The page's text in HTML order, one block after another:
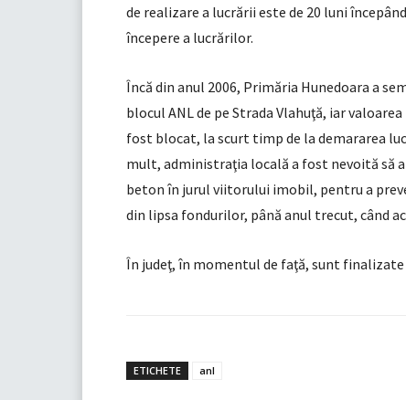
de realizare a lucrării este de 20 luni
începere a lucrărilor.
Încă din anul 2006, Primăria Hunedoara a
blocul ANL de pe Strada Vlahuţă, iar
fost blocat, la scurt timp de la demararea
mult, administraţia locală a fost nevoită să
beton în jurul viitorului imobil, pentru a
din lipsa fondurilor, până anul trecut, când
În judeţ, în momentul de faţă, sunt
ETICHETE anl